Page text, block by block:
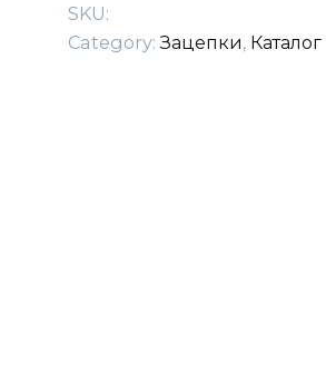
SKU:
Category:Зацепки, Каталог